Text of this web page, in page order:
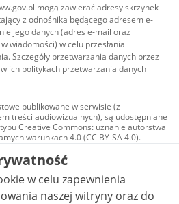
mogą zawierać adresy skrzynek
z odnośnika będącego adresem e-
jego danych (adres e-mail oraz
wiadomości) w celu przesłania
Szczegóły przetwarzania danych przez
ich politykach przetwarzania danych
publikowane w serwisie (z
treści audiowizualnych), są udostępniane
Creative Commons: uznanie autorstwa
warunkach 4.0 (CC BY-SA 4.0).
w tym zdjęcia, materiały
są udostępniane na licencji typu
uznanie autorstwa użycie
- bez utworów zależnych 4.0 (CC BY-
o ile nie jest to stwierdzone inaczej.
w celu zapewnienia
naszej witryny oraz do